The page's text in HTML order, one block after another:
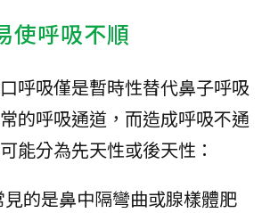
使呼吸不順
呼吸僅是暫時性替代鼻子呼吸
的呼吸通道，而造成呼吸不通
能分為先天性或後天性：
見的是鼻中隔彎曲或腺樣體肥